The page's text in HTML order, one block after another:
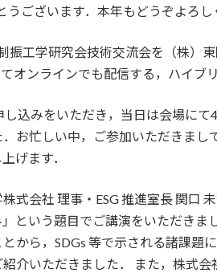
ございます．本年もどうぞよろし
振工学研究会技術交流会を（株）
オンラインでも配信する，ハイブ
込みをいただき，当日は会場に
お忙しい中，ご参加いただきまし
げます．
式会社 理事・ESG 推進室長 関口
という題目でご講演をいただき
から，SDGs 等で示される諸課題
介いただきました． また，株式